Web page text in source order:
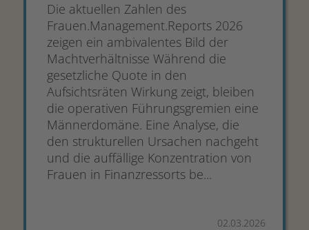
Die aktuellen Zahlen des
Frauen.Management.Reports 2026
zeigen ein ambivalentes Bild der
Machtverhältnisse Während die
gesetzliche Quote in den
Aufsichtsräten Wirkung zeigt, bleiben
die operativen Führungsgremien eine
Männerdomäne. Eine Analyse, die
den strukturellen Ursachen nachgeht
und die auffällige Konzentration von
Frauen in Finanzressorts be...
02.03.2026